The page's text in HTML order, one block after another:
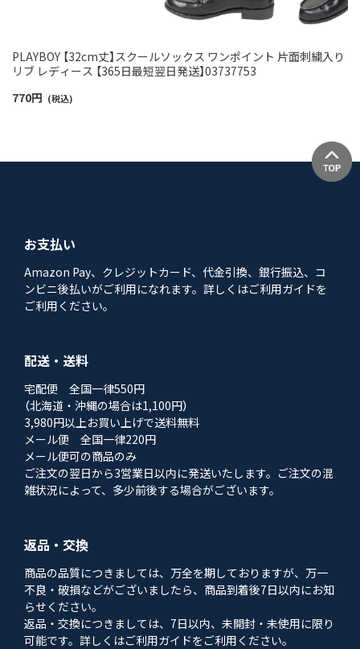
PLAYBOY 【32cm丈】スクールソックス ワンポイント 片面刺繍入り
リブ レディース 【365日最短翌日発送】03737753
770円 (税込)
お支払い
Amazon Pay、クレジットカード、代金引換、銀行振込、コ
ンビニ後払いがご利用になれます。詳しくはご利用ガイドを
ご利用ください。
配送・送料
宅配便 全国一律550円
（北海道・沖縄の場合は1,100円）
3,980円以上お買い上げで送料無料
メール便 全国一律220円
メール便可の商品のみ
ご注文の翌日から3営業日以内に発送いたします。ご注文の混
雑状況によって、多少前後する場合がございます。
返品・交換
商品の品質につきましては、万全を期しておりますが、万一
不良・破損などがございましたら、商品到着後7日以内にお知
らせください。
返品・交換につきましては、7日以内、未開封・未使用に限り
可能です。詳しくはご利用ガイドをご利用ください。